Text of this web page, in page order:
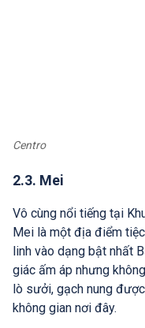
Centro
2.3. Mei
Vô cùng nổi tiếng tại
Mei là một địa điểm
linh vào dạng bật nhất
giác ấm áp nhưng
lò sưởi, gạch nung
không gian nơi đây.